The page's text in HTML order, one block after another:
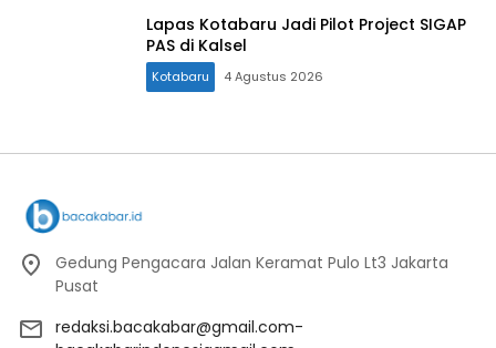
Lapas Kotabaru Jadi Pilot Project SIGAP
PAS di Kalsel
Kotabaru 4 Agustus 2026
Gedung Pengacara Jalan Keramat Pulo Lt3 Jakarta
Pusat
redaksi.bacakabar@gmail.com-